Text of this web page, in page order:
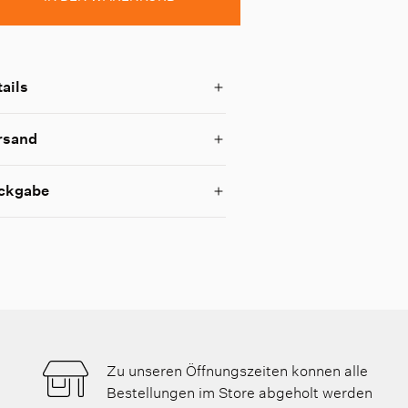
Zu unseren Öffnungszeiten konnen alle
Bestellungen im Store abgeholt werden